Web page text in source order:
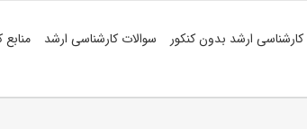
کارشناسی ارشد بدون کنکور سوالات کارشناسی ارشد منابع